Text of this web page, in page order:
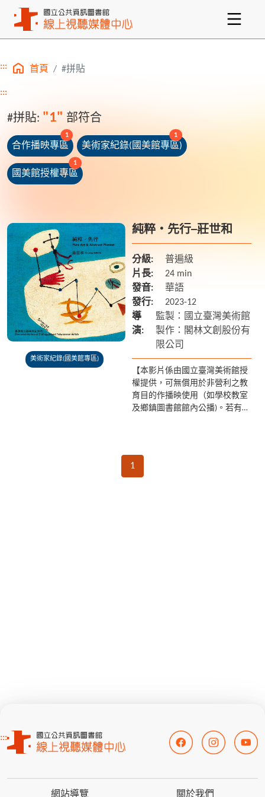
主要內容區塊
::: 首頁 #拼貼
:::
#拼貼: "1" 部符合
合作播映專區
1unread messages
美術家紀錄(國美館專區)
1 unread messages
國美館授權專區
1 unread messages
美術家紀錄(國美館專區)
純粹‧先行─莊世和
分級:
普遍級
片長:
24 min
發音:
華語
發行:
2023-12
導
演:
監製：國立臺灣美術館
製作：閣林文創股份有
限公司
【本影片係由國立臺灣美術館授
權提供，可無償用於非營利之教
育目的作播映使用（如學校教室
及鄉鎮圖書館館內公播)。若有額
1
:::
網站導覽 關於我們